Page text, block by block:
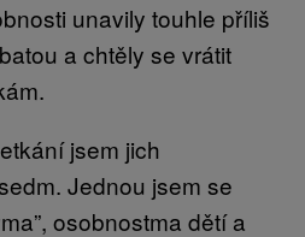
unavily touhle příliš
a chtěly se vrátit
jsem jich
Jednou jsem se
osobnostma dětí a